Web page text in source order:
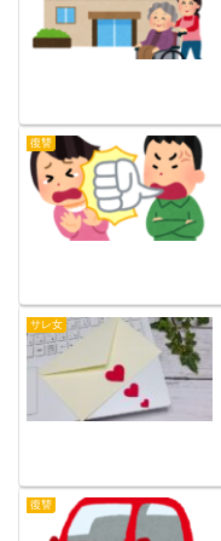
復讐
サレ女
復讐